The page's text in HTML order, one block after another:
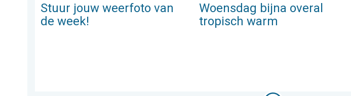
Stuur jouw weerfoto van
de week!
Woensdag bijna overal
tropisch warm